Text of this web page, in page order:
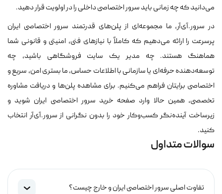
می‌دانید که چه زمانی باید سرور اختصاصی داخلی را در اولویت قرار دهید.
در سرور.آی‌آر، ما مجموعه‌ای از پلن‌های قدرتمند سرور اختصاصی ایران
پر‌سرعت را ارائه می‌دهیم که کاملاً با نیازهای فنی، امنیتی و قانونی شما
هماهنگ هستند. چه مدیر یک سایت فروشگاهی باشید، چه
توسعه‌دهنده حرفه‌ای یا سازمانی با اطلاعات حساس، ما بستری امن، سریع و
اختصاصی برایتان فراهم می‌کنیم. برای مشاهده پلن‌ها و دریافت مشاوره
تخصصی، همین حالا وارد صفحه خرید سرور اختصاصی ایران شوید و
زیرساخت آینده‌نگر کسب‌وکار خود را بدون نگرانی از سرور.آی‌آر انتخاب
کنید.
سوالات متداول
تفاوت اصلی سرور اختصاصی ایران و خارج چیست؟